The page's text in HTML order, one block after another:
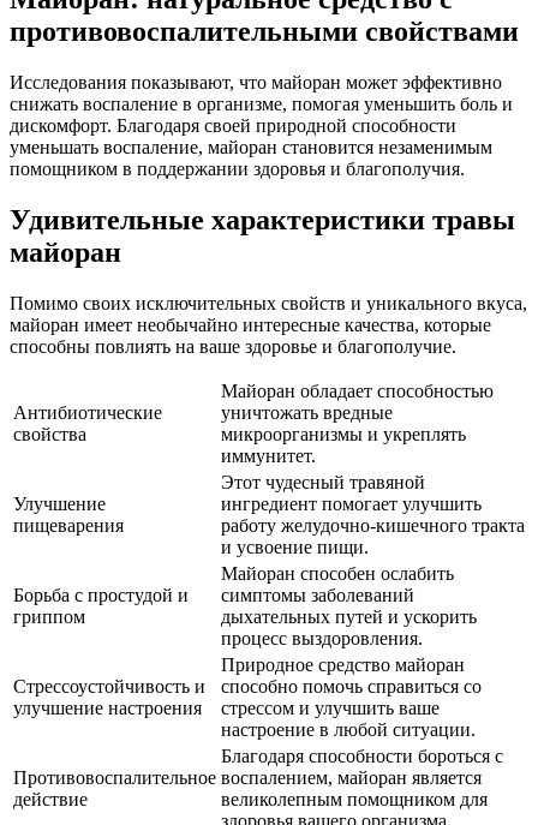
противовоспалительными свойствами
Исследования показывают, что майоран может эффективно
снижать воспаление в организме, помогая уменьшить боль и
дискомфорт. Благодаря своей природной способности
уменьшать воспаление, майоран становится незаменимым
помощником в поддержании здоровья и благополучия.
Удивительные характеристики травы
майоран
Помимо своих исключительных свойств и уникального вкуса,
майоран имеет необычайно интересные качества, которые
способны повлиять на ваше здоровье и благополучие.
Антибиотические
свойства
Майоран обладает способностью
уничтожать вредные
микроорганизмы и укреплять
иммунитет.
Улучшение
пищеварения
Этот чудесный травяной
ингредиент помогает улучшить
работу желудочно-кишечного тракта
и усвоение пищи.
Борьба с простудой и
гриппом
Майоран способен ослабить
симптомы заболеваний
дыхательных путей и ускорить
процесс выздоровления.
Стрессоустойчивость и
улучшение настроения
Природное средство майоран
способно помочь справиться со
стрессом и улучшить ваше
настроение в любой ситуации.
Противовоспалительное
действие
Благодаря способности бороться с
воспалением, майоран является
великолепным помощником для
здоровья вашего организма.